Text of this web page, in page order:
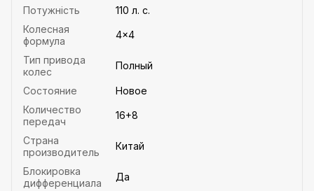
Потужність
110 л. с.
Колесная
формула
4×4
Тип привода
колес
Полный
Состояние
Новое
Количество
передач
16+8
Страна
производитель
Китай
Блокировка
дифференциала
Да